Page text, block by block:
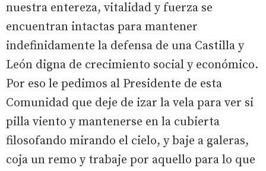
nuestra entereza, vitalidad y fuerza se
encuentran intactas para mantener
indefinidamente la defensa de una Castilla y
León digna de crecimiento social y económico.
Por eso le pedimos al Presidente de esta
Comunidad que deje de izar la vela para ver si
pilla viento y mantenerse en la cubierta
filosofando mirando el cielo, y baje a galeras,
coja un remo y trabaje por aquello para lo que